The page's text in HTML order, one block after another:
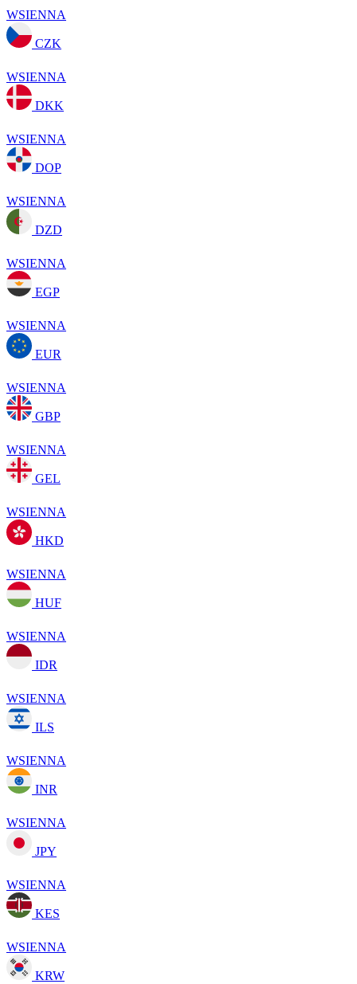
WSIENNA
CZK
WSIENNA
DKK
WSIENNA
DOP
WSIENNA
DZD
WSIENNA
EGP
WSIENNA
EUR
WSIENNA
GBP
WSIENNA
GEL
WSIENNA
HKD
WSIENNA
HUF
WSIENNA
IDR
WSIENNA
ILS
WSIENNA
INR
WSIENNA
JPY
WSIENNA
KES
WSIENNA
KRW